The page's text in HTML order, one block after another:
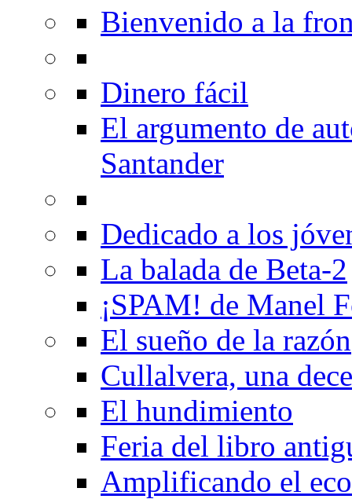
Bienvenido a la
Dinero fácil
El argumento de
Santander
Dedicado a los
La balada de Beta-2
¡SPAM! de Manel
El sueño de la razón
Cullalvera, una
El hundimiento
Feria del libro
Amplificando el